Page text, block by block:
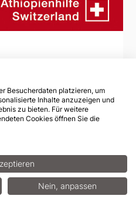
weibliche
am 6. Februar:
setzt sich seit
Äthiopien ein
Besucherdaten platzieren, um
Inhalte anzuzeigen und
zu bieten. Für weitere
Cookies öffnen Sie die
Nein, anpassen